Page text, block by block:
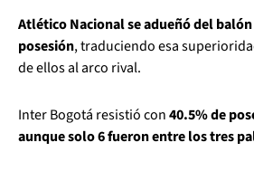
Atlético Nacional se adueñó del
posesión, traduciendo esa
de ellos al arco rival.
Inter Bogotá resistió con40.5% de
aunque solo 6 fueron entre los tres